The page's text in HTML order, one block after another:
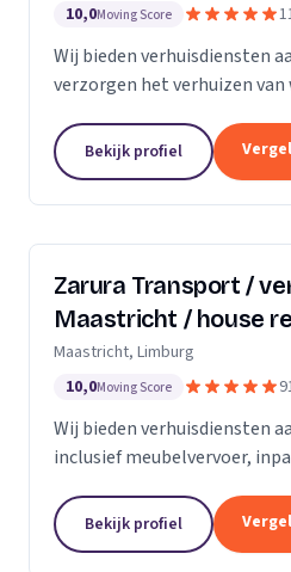
10,0Moving Score
Wij bieden verhuisdiensten
verzorgen het verhuizen
Bekijk profiel
Zarura Transport /
Maastricht / house
Maastricht, Limburg
10,0Moving Score
Wij bieden verhuisdiensten
inclusief meubelvervoer,
Bekijk profiel